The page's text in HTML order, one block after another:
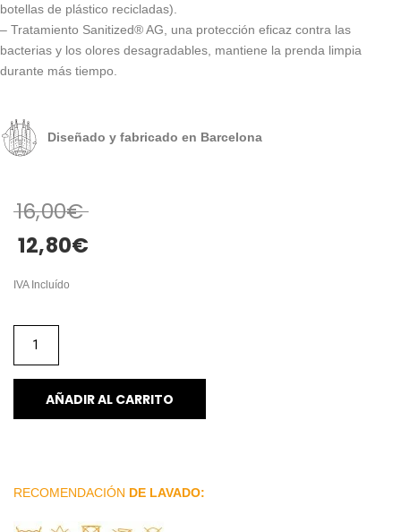
botellas de plástico recicladas).
– Tratamiento Sanitized® AG, una protección eficaz contra las
bacterias y los olores desagradables, mantiene la prenda limpia
durante más tiempo.
Diseñado y fabricado en Barcelona
16,00€
12,80€
IVA Incluído
AÑADIR AL CARRITO
RECOMENDACIÓN DE LAVADO: